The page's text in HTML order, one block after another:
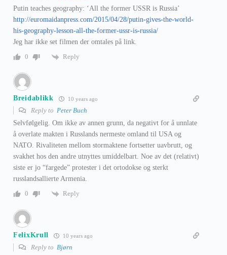
Putin teaches geography: ‘All the former USSR is Russia’
http://euromaidanpress.com/2015/04/28/putin-gives-the-world-
his-geography-lesson-all-the-former-ussr-is-russia/
Jeg har ikke set filmen der omtales på link.
0
Reply
Breidablikk 10 years ago
Reply to Peter Buch
Selvfølgelig. Om ikke av annen grunn, da negativt for å unnlate
å overlate makten i Russlands nermeste omland til USA og
NATO. Rivaliteten mellom stormaktene fortsetter uavbrutt, og
svakhet hos den andre utnyttes umiddelbart. Noe av det (relativt)
siste er jo “fargede” protester i det ortodokse og sterkt
russlandsallierte Armenia.
0
Reply
FelixKrull 10 years ago
Reply to Bjørn